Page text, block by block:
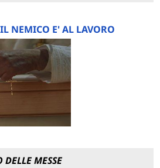
NEMICO E' AL LAVORO
DELLE MESSE